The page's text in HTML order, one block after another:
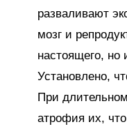
разваливают
мозг и
настоящего, но
Установлено,
При
атрофия их,